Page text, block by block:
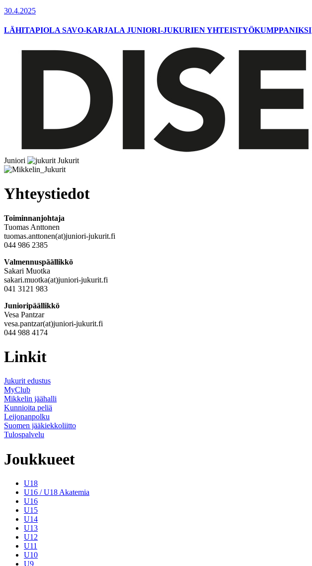
30.4.2025
LÄHITAPIOLA SAVO-KARJALA JUNIORI-JUKURIEN YHTEISTYÖKUMPPANIKSI
Juniori Jukurit
Yhteystiedot
Toiminnanjohtaja
Tuomas Anttonen
tuomas.anttonen(at)juniori-jukurit.fi
044 986 2385
Valmennuspäällikkö
Sakari Muotka
sakari.muotka(at)juniori-jukurit.fi
041 3121 983
Junioripäällikkö
Vesa Pantzar
vesa.pantzar(at)juniori-jukurit.fi
044 988 4174
Linkit
Jukurit edustus
MyClub
Mikkelin jäähalli
Kunnioita peliä
Leijonanpolku
Suomen jääkiekkoliitto
Tulospalvelu
Joukkueet
U18
U16 / U18 Akatemia
U16
U15
U14
U13
U12
U11
U10
U9